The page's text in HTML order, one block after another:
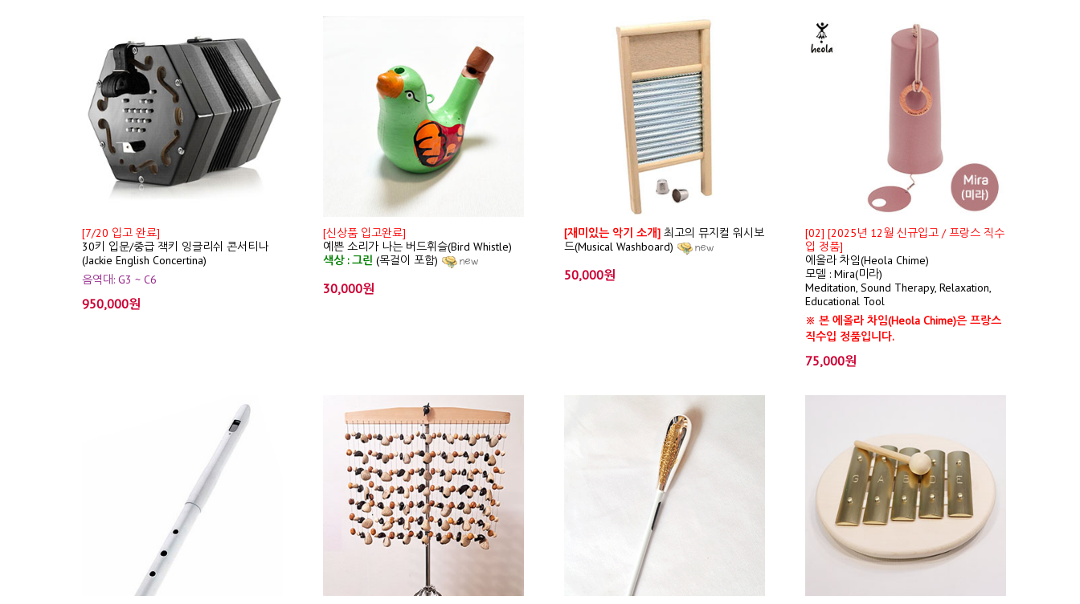
[7/20 입고 완료]
30키 입문/중급 잭키 잉글리쉬 콘서티나
(Jackie English Concertina)
음역대: G3 ~ C6
950,000원
[신상품 입고완료]
예쁜 소리가 나는 버드휘슬(Bird Whistle)
색상 : 그린 (목걸이 포함)
30,000원
[재미있는 악기 소개] 최고의 뮤지컬 워시보
드(Musical Washboard)
50,000원
[02] [2025년 12월 신규입고 / 프랑스 직수
입 정품]
에올라 차임(Heola Chime)
모델 : Mira(미라)
Meditation, Sound Therapy, Relaxation,
Educational Tool
※ 본 에올라 차임(Heola Chime)은 프랑스
직수입 정품입니다.
75,000원